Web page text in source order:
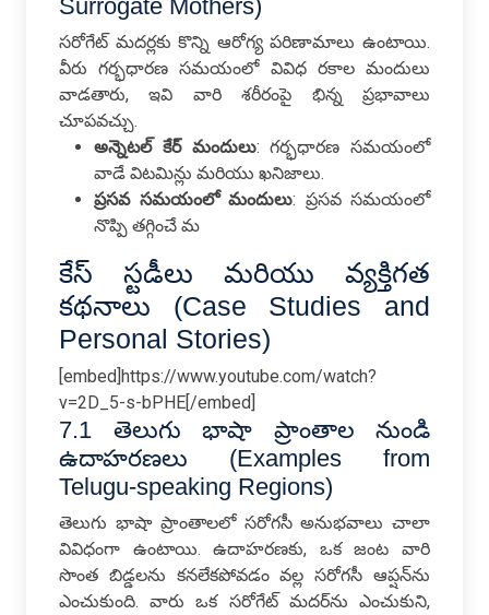
Surrogate Mothers)
సరోగేట్ మదర్లకు కొన్ని ఆరోగ్య పరిణామాలు ఉంటాయి.
వీరు గర్భధారణ సమయంలో వివిధ రకాల మందులు
వాడతారు, ఇవి వారి శరీరంపై భిన్న ప్రభావాలు
చూపవచ్చు.
అన్నెటల్ కేర్ మందులు: గర్భధారణ సమయంలో
వాడే విటమిన్లు మరియు ఖనిజాలు.
ప్రసవ సమయంలో మందులు: ప్రసవ సమయంలో
నొప్పి తగ్గించే మ
కేస్ స్టడీలు మరియు వ్యక్తిగత
కథనాలు (Case Studies and
Personal Stories)
[embed]https://www.youtube.com/watch?
v=2D_5-s-bPHE[/embed]
7.1 తెలుగు భాషా ప్రాంతాల నుండి
ఉదాహరణలు (Examples from
Telugu-speaking Regions)
తెలుగు భాషా ప్రాంతాలలో సరోగసీ అనుభవాలు చాలా
వివిధంగా ఉంటాయి. ఉదాహరణకు, ఒక జంట వారి
సొంత బిడ్డలను కనలేకపోవడం వల్ల సరోగసీ ఆప్షన్‌ను
ఎంచుకుంది. వారు ఒక సరోగేట్ మదర్‌ను ఎంచుకుని,